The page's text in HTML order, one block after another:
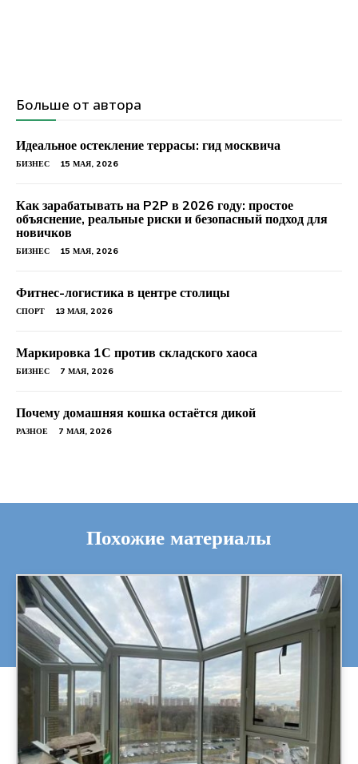
Больше от автора
Идеальное остекление террасы: гид москвича
БИЗНЕС 15 МАЯ, 2026
Как зарабатывать на P2P в 2026 году: простое
объяснение, реальные риски и безопасный подход для
новичков
БИЗНЕС 15 МАЯ, 2026
Фитнес-логистика в центре столицы
СПОРТ 13 МАЯ, 2026
Маркировка 1С против складского хаоса
БИЗНЕС 7 МАЯ, 2026
Почему домашняя кошка остаётся дикой
РАЗНОЕ 7 МАЯ, 2026
Похожие материалы